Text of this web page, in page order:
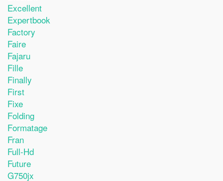
Excellent
Expertbook
Factory
Faire
Fajaru
Fille
Finally
First
Fixe
Folding
Formatage
Fran
Full-Hd
Future
G750jx